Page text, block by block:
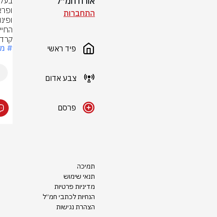
התחברות
פיד ראשי
צבע אדום
פרסם
תמיכה
תנאי שימוש
מדיניות פרטיות
הנחיות לכתבי חמ״ל
הצהרת נגישות
החייאה, גבר
#